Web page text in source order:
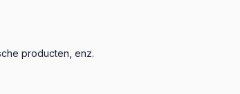
producten, enz.